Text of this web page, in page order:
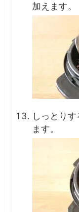
加えます。
しっとり
ます。